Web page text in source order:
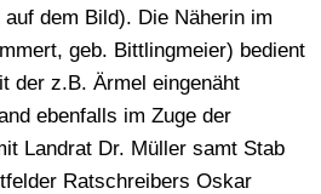
dem Bild). Die Näherin im
geb. Bittlingmeier) bedient
der z.B. Ärmel eingenäht
ebenfalls im Zuge der
Landrat Dr. Müller samt Stab
Ratschreibers Oskar